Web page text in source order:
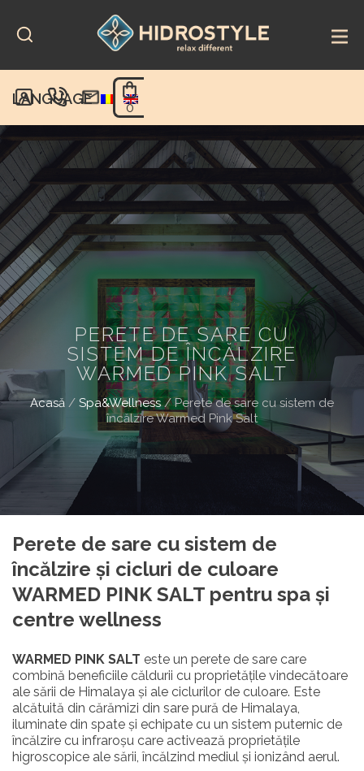
content
LANGUAGE
0
PERETE DE SARE CU
SISTEM DE ÎNCĂLZIRE
WARMED PINK SALT
Acasă / Spa&Wellness/Perete de sare cu sistem de
încălzire Warmed Pink Salt
Perete de sare cu sistem de
încălzire și cicluri de culoare
WARMED PINK SALT pentru spa și
centre wellness
WARMED PINK SALT este un perete de sare care
combină beneficiile căldurii cu proprietățile vindecătoare
ale sării de Himalaya și ale ciclurilor de culoare. Este
alcătuită din cărămizi din sare pură de Himalaya,
iluminate din spate și echipate cu un sistem puternic de
încălzire cu infraroșu care activează proprietățile
higroscopice ale sării, încălzind mediul și ionizând aerul.